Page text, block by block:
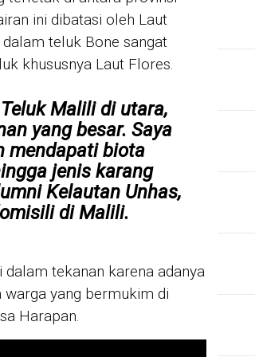
ini dibatasi oleh Laut
teluk Bone sangat
khususnya Laut Flores.
Malili di utara,
yang besar. Saya
mendapati biota
jenis karang
Kelautan Unhas,
di Malili.
tekanan karena adanya
yang bermukim di
Harapan.